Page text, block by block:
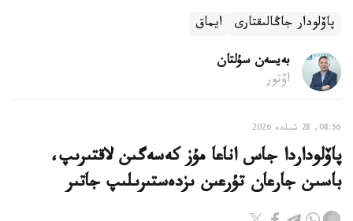
پاۆلودار جاڭالىقتارى ايماق
بەيسەن سۇلتان
اۆتور
08:56, 28 شىلدە 2026
پاۆلوداردا جاس اناعا مۇز كەسەگىن لاقتىرىپ،
باسىن جارعان تۇرعىن ىزدەستىرىلىپ جاتىر